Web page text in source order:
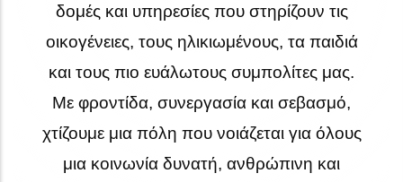
δομές και υπηρεσίες που στηρίζουν τις
οικογένειες, τους ηλικιωμένους, τα παιδιά
και τους πιο ευάλωτους συμπολίτες μας.
Με φροντίδα, συνεργασία και σεβασμό,
χτίζουμε μια πόλη που νοιάζεται για όλους
μια κοινωνία δυνατή, ανθρώπινη και